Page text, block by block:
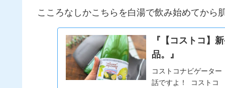
こころなしかこちらを白湯で飲み始めてから
『【コストコ】
品。』
コストコナビゲータ
話ですよ！ コスト